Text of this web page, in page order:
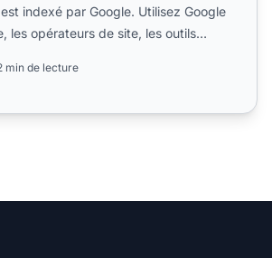
indexé par Google. Utilisez Google
les opérateurs de site, les outils
min de lecture